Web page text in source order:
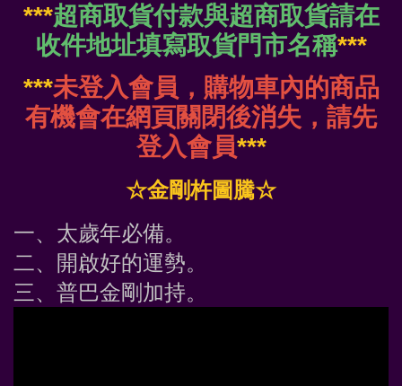
***超商取貨付款與超商取貨請在
收件地址填寫取貨門市名稱***
***未登入會員，購物車內的商品
有機會在網頁關閉後消失，請先
登入會員***
☆金剛杵圖騰☆
一、太歲年必備。
二、開啟好的運勢。
三、普巴金剛加持。